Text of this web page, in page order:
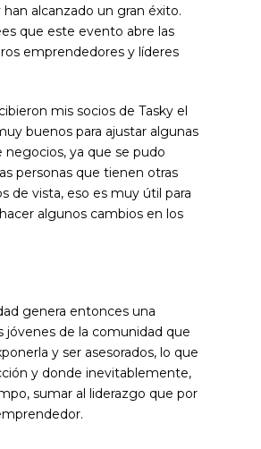
alcanzado un gran éxito.
que este evento abre las
emprendedores y líderes
mis socios de Tasky el
buenos para ajustar algunas
negocios, ya que se pudo
personas que tienen otras
de vista, eso es muy útil para
algunos cambios en los
genera entonces una
jóvenes de la comunidad que
y ser asesorados, lo que
y donde inevitablemente,
sumar al liderazgo que por